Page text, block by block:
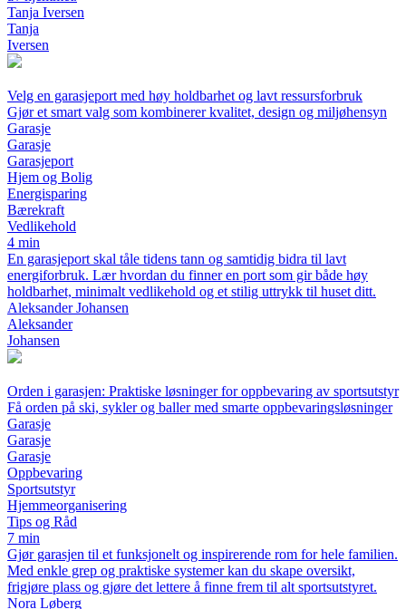
Tanja Iversen
Tanja
Iversen
Velg en garasjeport med høy holdbarhet og lavt ressursforbruk
Gjør et smart valg som kombinerer kvalitet, design og miljøhensyn
Garasje
Garasje
Garasjeport
Hjem og Bolig
Energisparing
Bærekraft
Vedlikehold
4 min
En garasjeport skal tåle tidens tann og samtidig bidra til lavt
energiforbruk. Lær hvordan du finner en port som gir både høy
holdbarhet, minimalt vedlikehold og et stilig uttrykk til huset ditt.
Aleksander Johansen
Aleksander
Johansen
Orden i garasjen: Praktiske løsninger for oppbevaring av sportsutstyr
Få orden på ski, sykler og baller med smarte oppbevaringsløsninger
Garasje
Garasje
Garasje
Oppbevaring
Sportsutstyr
Hjemmeorganisering
Tips og Råd
7 min
Gjør garasjen til et funksjonelt og inspirerende rom for hele familien.
Med enkle grep og praktiske systemer kan du skape oversikt,
frigjøre plass og gjøre det lettere å finne frem til alt sportsutstyret.
Nora Løberg